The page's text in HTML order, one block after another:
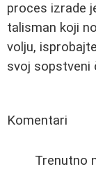
proces izrade
talisman koji
volju,
svoj sopstveni
Komentari
Trenutno